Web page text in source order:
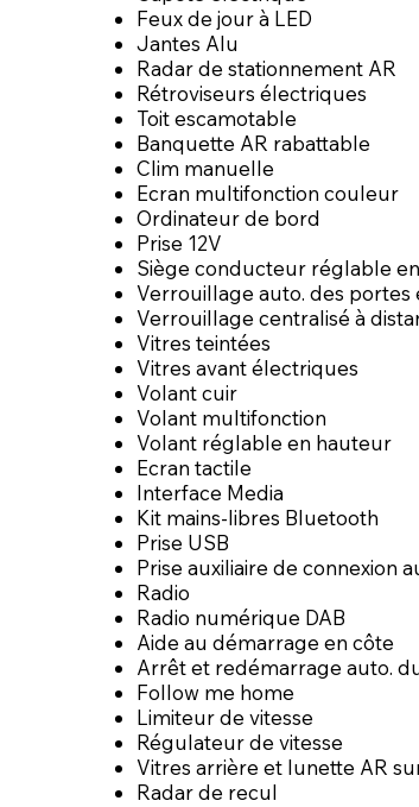
Feux de jour à LED
Jantes Alu
Radar de stationnement AR
Rétroviseurs électriques
Toit escamotable
Banquette AR rabattable
Clim manuelle
Ecran multifonction couleur
Ordinateur de bord
Prise 12V
Siège conducteur réglable
Verrouillage auto. des portes
Verrouillage centralisé à
Vitres teintées
Vitres avant électriques
Volant cuir
Volant multifonction
Volant réglable en hauteur
Ecran tactile
Interface Media
Kit mains-libres Bluetooth
Prise USB
Prise auxiliaire de connexion
Radio
Radio numérique DAB
Aide au démarrage en côte
Arrêt et redémarrage auto.
Follow me home
Limiteur de vitesse
Régulateur de vitesse
Vitres arrière et lunette AR
Radar de recul